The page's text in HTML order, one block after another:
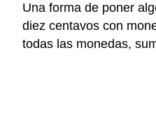
Una forma de poner
diez centavos con
todas las monedas,